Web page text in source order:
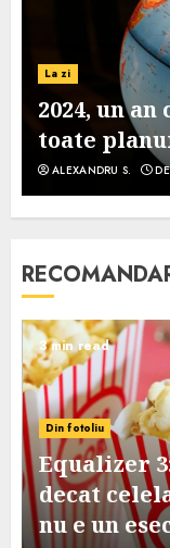
La zi
2024, un
toate
ALEXANDRU S.
3 min read
Din fotoliu
Equalizer
decat
nu e un